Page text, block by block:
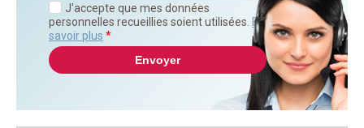
J'accepte que mes données
personnelles recueillies soient utilisées. En
savoir plus *